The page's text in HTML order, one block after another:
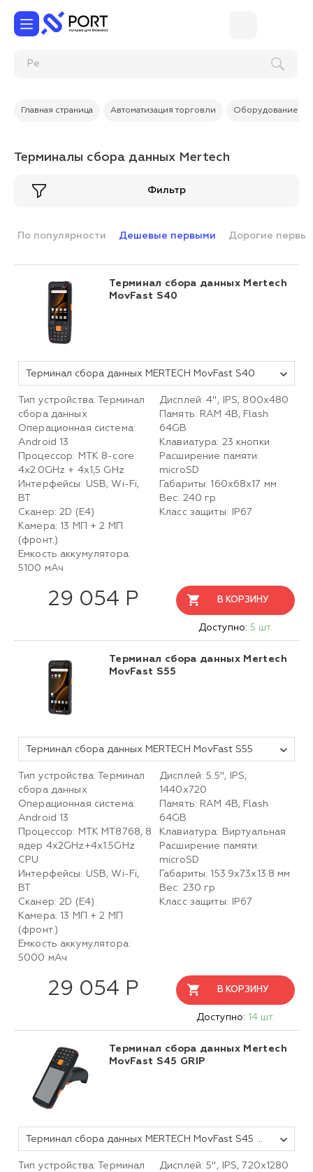
Ремо
Главная страница Автоматизация торговли Оборудование
Терминалы сбора данных Mertech
Фильтр
По популярности Дешевые первыми Дорогие
Терминал сбора данных Mertech
MovFast S40
Терминал сбора данных MERTECH MovFast S40
Тип устройства: Терминал
сбора данных
Операционная система:
Android 13
Процессор: MTK 8-core
4x2.0GHz + 4x1,5 GHz
Интерфейсы: USB, Wi-Fi,
BT
Сканер: 2D (E4)
Камера: 13 МП + 2 МП
(фронт.)
Емкость аккумулятора:
5100 мАч
Дисплей: 4", IPS, 800x480
Память: RAM 4B, Flash
64GB
Клавиатура: 23 кнопки
Расширение памяти:
microSD
Габариты: 160x68x17 мм
Вес: 240 гр
Класс защиты: IP67
29 054 Р В КОРЗИНУ
Доступно: 5 шт.
Терминал сбора данных Mertech
MovFast S55
Терминал сбора данных MERTECH MovFast S55
Тип устройства: Терминал
сбора данных
Операционная система:
Android 13
Процессор: MТК MT8768, 8
ядер 4x2GHz+4x1.5GHz
CPU
Интерфейсы: USB, Wi-Fi,
BT
Сканер: 2D (E4)
Камера: 13 МП + 2 МП
(фронт.)
Емкость аккумулятора:
5000 мАч
Дисплей: 5.5", IPS,
1440x720
Память: RAM 4B, Flash
64GB
Клавиатура: Виртуальная
Расширение памяти:
microSD
Габариты: 153.9х73х13.8 мм
Вес: 230 гр
Класс защиты: IP67
29 054 Р В КОРЗИНУ
Доступно: 14 шт.
Терминал сбора данных Mertech
MovFast S45 GRIP
Терминал сбора данных MERTECH MovFast S45 GRIP
Тип устройства: Терминал
Дисплей: 5", IPS, 720х1280